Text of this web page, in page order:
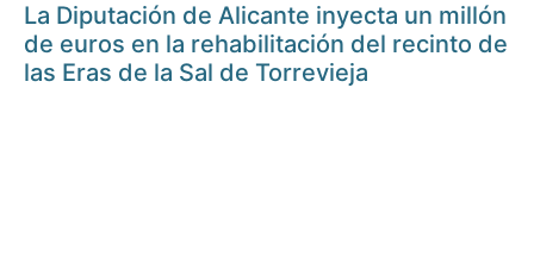
La Diputación de Alicante inyecta un millón
de euros en la rehabilitación del recinto de
las Eras de la Sal de Torrevieja